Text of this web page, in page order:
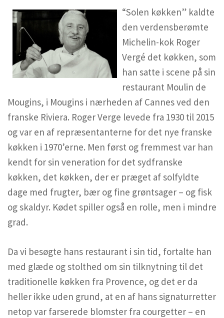
“Solen køkken” kaldte
den verdensberømte
Michelin-kok Roger
Vergé det køkken, som
han satte i scene på sin
restaurant Moulin de
Mougins, i Mougins i nærheden af Cannes ved den
franske Riviera. Roger Verge levede fra 1930 til 2015
og var en af repræsentanterne for det nye franske
køkken i 1970’erne. Men først og fremmest var han
kendt for sin veneration for det sydfranske
køkken, det køkken, der er præget af solfyldte
dage med frugter, bær og fine grøntsager – og fisk
og skaldyr. Kødet spiller også en rolle, men i mindre
grad.
Da vi besøgte hans restaurant i sin tid, fortalte han
med glæde og stolthed om sin tilknytning til det
traditionelle køkken fra Provence, og det er da
heller ikke uden grund, at en af hans signaturretter
netop var farserede blomster fra courgetter – en